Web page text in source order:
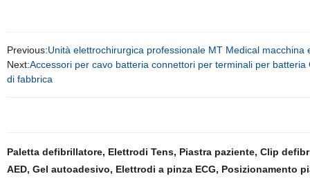
Previous:Unità elettrochirurgica professionale MT Medical
Next:Accessori per cavo batteria connettori per terminali per
di fabbrica
Paletta defibrillatore, Elettrodi Tens, Piastra paziente, Clip
AED, Gel autoadesivo, Elettrodi a pinza ECG, Posizionamento